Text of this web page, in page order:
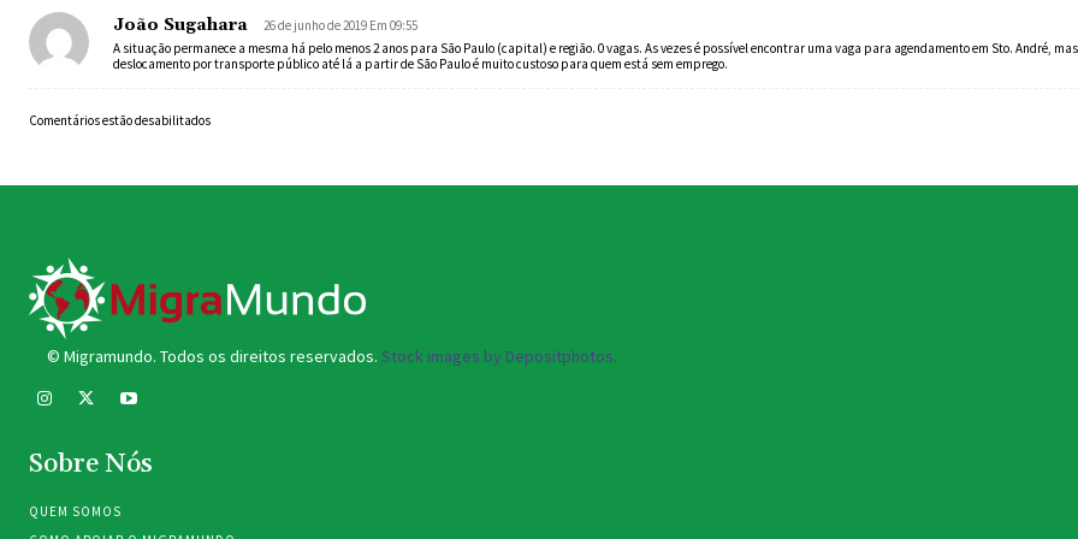
João Sugahara
26 de junho de 2019 Em 09:55
A situação permanece a mesma há pelo menos 2 anos para São Paulo (capital) e região. 0 vagas. As vezes é possível encontrar uma vaga para agendamento em Sto. André,
deslocamento por transporte público até lá a partir de São Paulo é muito custoso para quem está sem emprego.
Comentários estão desabilitados
© Migramundo. Todos os direitos reservados. Stock images by Depositphotos.
Sobre Nós
QUEM SOMOS